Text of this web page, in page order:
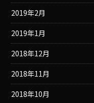
2019年2月
2019年1月
2018年12月
2018年11月
2018年10月